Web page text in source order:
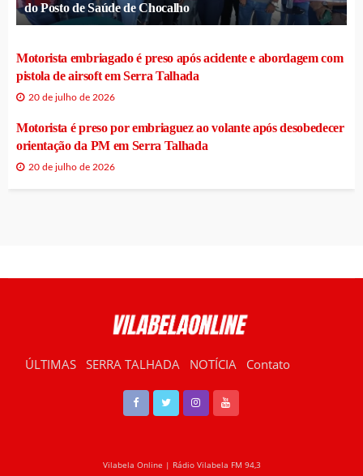
do Posto de Saúde de Chocalho
Motorista embriagado é preso após acidente e abordagem com
pistola de airsoft em Serra Talhada
20 de julho de 2026
Motorista é preso por embriaguez ao volante após desobedecer
orientação da PM em Serra Talhada
20 de julho de 2026
ÚLTIMAS SERRA TALHADA NOTÍCIA Contato
Vilabela Online | Rádio Vilabela FM 94,3